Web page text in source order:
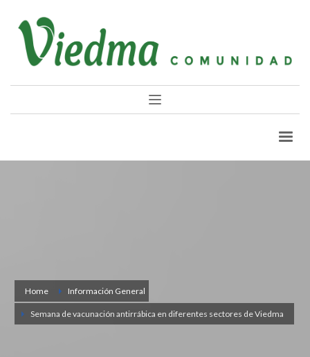
Home Información General
Semana de vacunación antirrábica en diferentes sectores de Viedma